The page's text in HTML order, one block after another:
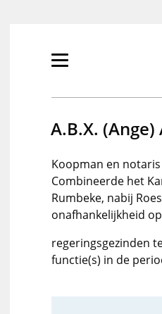
Primair
tonen/verbergen
A.B.X.
Koopman en
Combineerde het
Rumbeke, nabij
onafhankelijkheid
regeringsgezinden
functie(s) in de